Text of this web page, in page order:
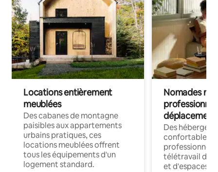
Locations entièrement
meublées
Des cabanes de montagne
paisibles aux appartements
urbains pratiques, ces
locations meublées offrent
tous les équipements d'un
logement standard.
Nomades
déplacement
Des
confortables
professionnels
télétravail
et d'espaces